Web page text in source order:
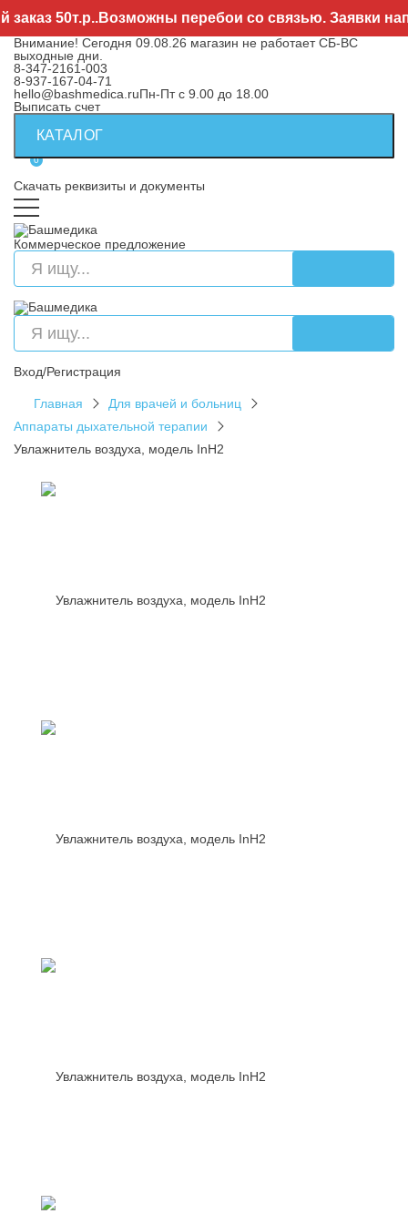
50т.р..Возможны перебои со связью. Заявки
Внимание! Сегодня 09.08.26 магазин не работает СБ-ВС
выходные дни.
8-347-2161-003
8-937-167-04-71
hello@bashmedica.ruПн-Пт с 9.00 до 18.00
Выписать счет
КАТАЛОГ
0
Скачать реквизиты и документы
Коммерческое предложение
Вход/Регистрация
Главная
Для врачей и больниц
Аппараты дыхательной терапии
Увлажнитель воздуха, модель InH2